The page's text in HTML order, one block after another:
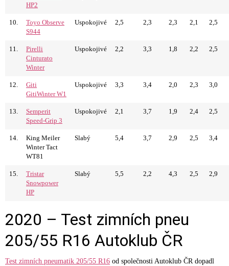
HP2
10.
Toyo Observe
S944
Uspokojivé 2,5 2,3 2,3 2,1 2,5
11.
Pirelli
Cinturato
Winter
Uspokojivé 2,2 3,3 1,8 2,2 2,5
12.
Giti
GitiWinter W1
Uspokojivé 3,3 3,4 2,0 2,3 3,0
13.
Semperit
Speed-Grip 3
Uspokojivé 2,1 3,7 1,9 2,4 2,5
14.
King Meiler
Winter Tact
WT81
Slabý 5,4 3,7 2,9 2,5 3,4
15.
Tristar
Snowpower
HP
Slabý 5,5 2,2 4,3 2,5 2,9
2020 – Test zimních pneu
205/55 R16 Autoklub ČR
Test zimních pneumatik 205/55 R16 od společnosti Autoklub ČR dopadl